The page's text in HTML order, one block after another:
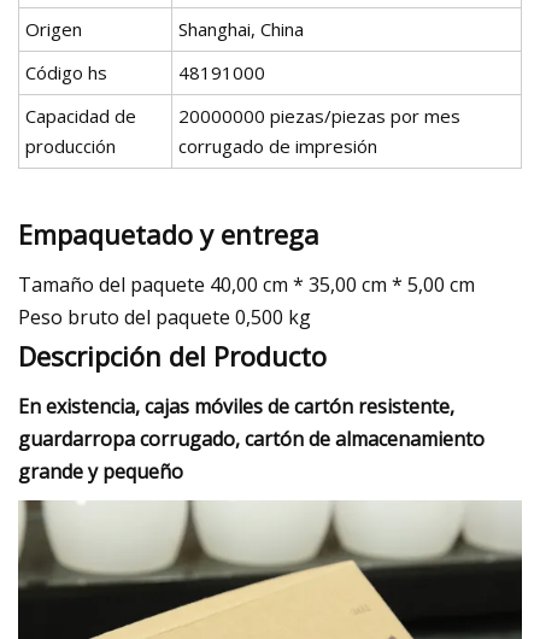
Origen
Shanghai, China
Código hs
48191000
Capacidad de
producción
20000000 piezas/piezas por mes
corrugado de impresión
Empaquetado y entrega
Tamaño del paquete 40,00 cm * 35,00 cm * 5,00 cm
Peso bruto del paquete 0,500 kg
Descripción del Producto
En existencia, cajas móviles de cartón resistente,
guardarropa corrugado, cartón de almacenamiento
grande y pequeño